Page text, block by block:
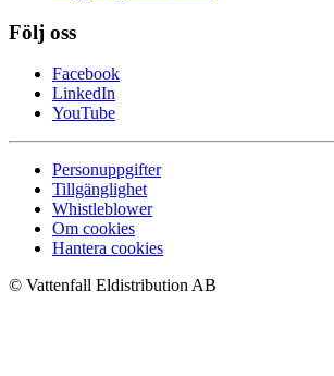
Följ oss
Facebook
LinkedIn
YouTube
Personuppgifter
Tillgänglighet
Whistleblower
Om cookies
Hantera cookies
© Vattenfall Eldistribution AB